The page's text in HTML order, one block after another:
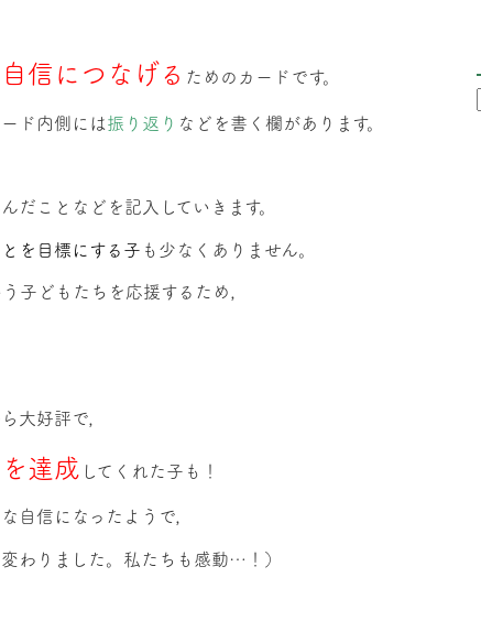
信につなげる ためのカードです。
ド内側には振り返り などを書く欄があります。
だことなどを記入していきます。
を目標にする子 も少なくありません。
う子どもたちを応援するため，
大好評で，
達成 してくれた子も！
自信になったようで，
わりました。私たちも感動…！）